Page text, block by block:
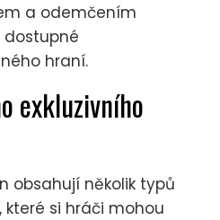
a odemčením
dostupné
hraní.
exkluzivního
obsahují několik typů
které si hráči mohou